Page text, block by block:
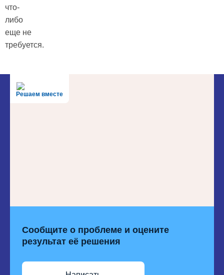
что-
либо
еще не
требуется.
Решаем вместе
Сообщите о проблеме и оцените
результат её решения